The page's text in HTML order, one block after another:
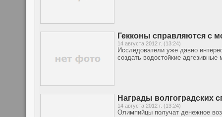
Гекконы справляются с
14 августа 2012 г. (13:24)
Исследователи уже давно
создать водостойкие адгезивные
Награды волгоградских
14 августа 2012 г. (13:24)
Олимпийцы получат денежное